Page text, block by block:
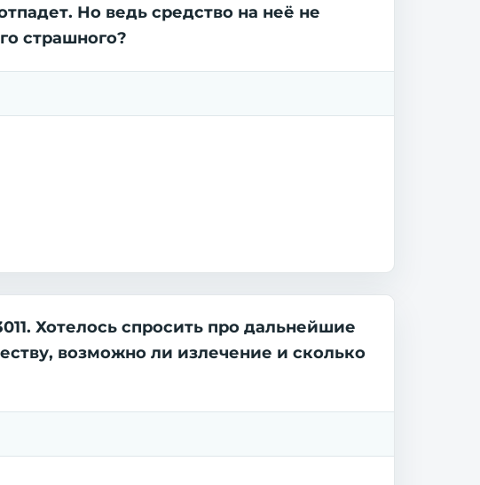
Но ведь средство на неё не
страшного?
Хотелось спросить про дальнейшие
возможно ли излечение и сколько